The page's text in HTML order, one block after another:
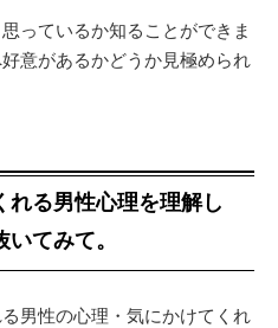
っているか知ることができま
意があるかどうか見極められ
る男性心理を理解し
てみて。
男性の心理・気にかけてくれ